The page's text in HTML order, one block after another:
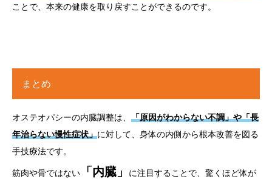
ことで、本来の健康を取り戻すことができるのです。
まとめ
オステオパシーの内臓調整は、 「原因がわからない不調」や「長
年治らない慢性症状」に対して、身体の内側から根本改善を図る
手技療法です。
筋肉や骨ではない 「内臓」
に注目することで、驚くほど体が